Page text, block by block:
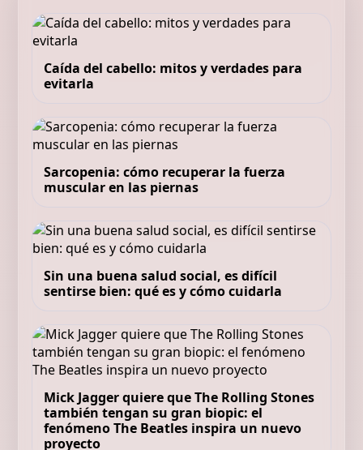
Caída del cabello: mitos y verdades para
evitarla
Sarcopenia: cómo recuperar la fuerza
muscular en las piernas
Sin una buena salud social, es difícil
sentirse bien: qué es y cómo cuidarla
Mick Jagger quiere que The Rolling Stones
también tengan su gran biopic: el
fenómeno The Beatles inspira un nuevo
proyecto